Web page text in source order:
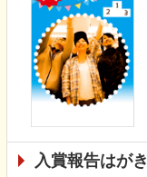
入賞報告はがき